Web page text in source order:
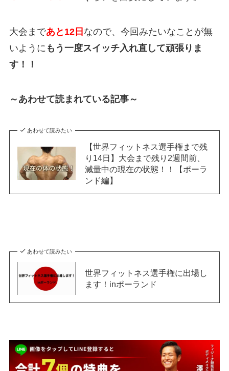
大会まであと12日 なので、今回みたいなことが無
いように もう一度スイッチ入れ直して頑張りま
す！！
～あわせて読まれている記事～
あわせて読みたい
【世界フィットネス選手権まで残
り14日】大会まで残り2週間前、
減量中の現在の状態！！【ポーラ
ンド編】
あわせて読みたい
世界フィットネス選手権に出場し
ます！inポーランド